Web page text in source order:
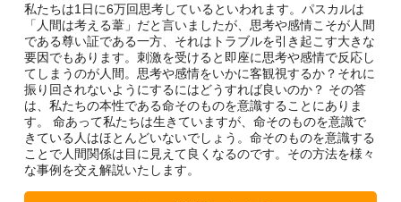
私たちは1日に6万回思考しているといわれます。パスカルは
「人間は考える葦」だと言いましたが、思考や感情こそが人間
である尊い証である一方、それはトラブルを引き起こす大きな
要因でもあります。刺激を受けると即座に思考や感情で反応し
てしまうのが人間。思考や感情をいかに客観視するか？それに
振り回されないようにするにはどうすれば良いのか？ その答
は、私たちの本性である命そのものを意識することにありま
す。 命あって私たちは生きていますが、命そのものを意識で
きている人はほとんどいないでしょう。命そのものを意識する
ことで人間関係は目に見えて良くなるのです。その方法を様々
な事例を交え解説いたします。